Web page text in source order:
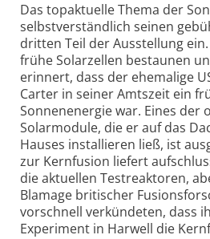
Das topaktuelle Thema der
selbstverständlich seinen
dritten Teil der Ausstellung
frühe Solarzellen bestaunen
erinnert, dass der ehemalige
Carter in seiner Amtszeit ein
Sonnenenergie war. Eines der
Solarmodule, die er auf das
Hauses installieren ließ, ist
zur Kernfusion liefert
die aktuellen Test­reaktoren,
Blamage britischer
vorschnell verkündeten, dass
Experiment in Harwell die